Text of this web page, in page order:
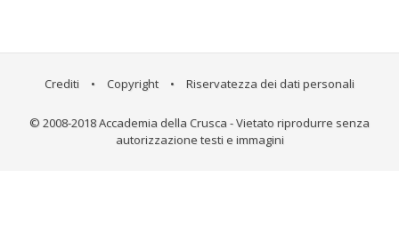
Crediti • Copyright • Riservatezza dei dati personali
© 2008-2018 Accademia della Crusca - Vietato riprodurre senza
autorizzazione testi e immagini